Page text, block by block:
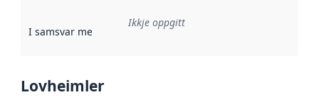
I samsvar med Referanse til ei implementeringsregel eller
Ikkje oppgitt
Lovheimler